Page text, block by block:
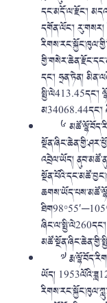
དང་མདོ་ལ་རྫོང་།
དགོན་ལོང་།
དང་། ཧྲན་ཏེན།
སྤྱི་ལེ413.45དང་།
མ34068.44དང་།
༦
འབྲེལ་ཡོད།
༧
ཡོད།